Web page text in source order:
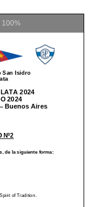
100%